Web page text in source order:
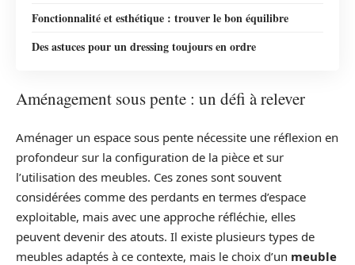
Fonctionnalité et esthétique : trouver le bon équilibre
Des astuces pour un dressing toujours en ordre
Aménagement sous pente : un défi à relever
Aménager un espace sous pente nécessite une réflexion en
profondeur sur la configuration de la pièce et sur
l’utilisation des meubles. Ces zones sont souvent
considérées comme des perdants en termes d’espace
exploitable, mais avec une approche réfléchie, elles
peuvent devenir des atouts. Il existe plusieurs types de
meubles adaptés à ce contexte, mais le choix d’un meuble